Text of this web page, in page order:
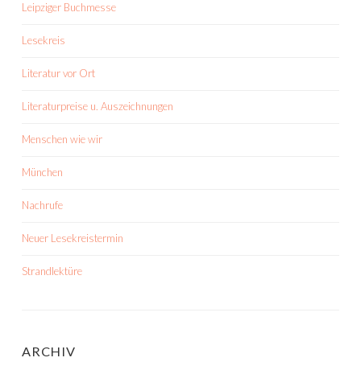
Leipziger Buchmesse
Lesekreis
Literatur vor Ort
Literaturpreise u. Auszeichnungen
Menschen wie wir
München
Nachrufe
Neuer Lesekreistermin
Strandlektüre
ARCHIV